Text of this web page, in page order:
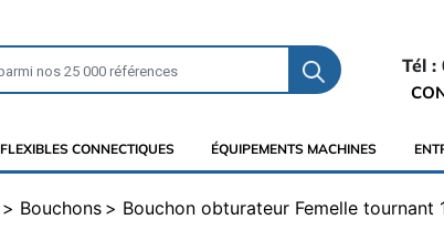
Tél
FLEXIBLES CONNECTIQUES ÉQUIPEMENTS MACHINES
Bouchons Bouchon obturateur Femelle tournant